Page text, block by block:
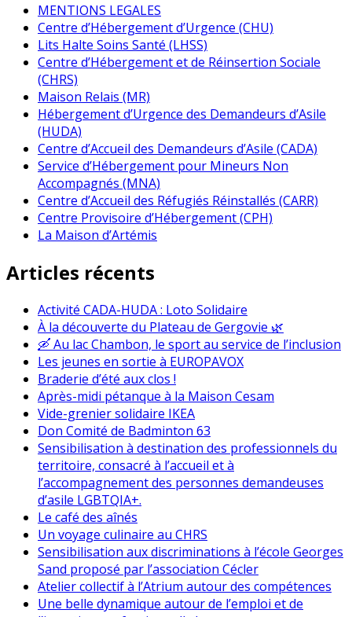
MENTIONS LEGALES
Centre d’Hébergement d’Urgence (CHU)
Lits Halte Soins Santé (LHSS)
Centre d’Hébergement et de Réinsertion Sociale
(CHRS)
Maison Relais (MR)
Hébergement d’Urgence des Demandeurs d’Asile
(HUDA)
Centre d’Accueil des Demandeurs d’Asile (CADA)
Service d’Hébergement pour Mineurs Non
Accompagnés (MNA)
Centre d’Accueil des Réfugiés Réinstallés (CARR)
Centre Provisoire d’Hébergement (CPH)
La Maison d’Artémis
Articles récents
Activité CADA-HUDA : Loto Solidaire
À la découverte du Plateau de Gergovie 🌿
🛶 Au lac Chambon, le sport au service de l’inclusion
Les jeunes en sortie à EUROPAVOX
Braderie d’été aux clos !
Après-midi pétanque à la Maison Cesam
Vide-grenier solidaire IKEA
Don Comité de Badminton 63
Sensibilisation à destination des professionnels du
territoire, consacré à l’accueil et à
l’accompagnement des personnes demandeuses
d’asile LGBTQIA+.
Le café des aînés
Un voyage culinaire au CHRS
Sensibilisation aux discriminations à l’école Georges
Sand proposé par l’association Cécler
Atelier collectif à l’Atrium autour des compétences
Une belle dynamique autour de l’emploi et de